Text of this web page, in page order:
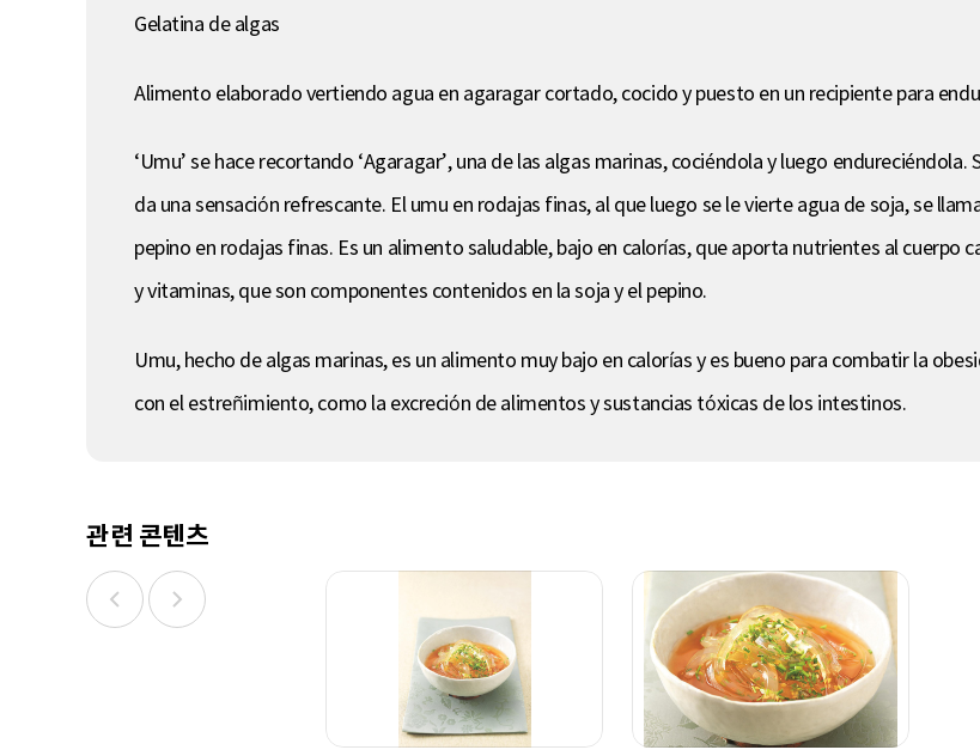
Gelatina de algas
Alimento elaborado vertiendo agua en agaragar cortado, cocido y puesto en un recipiente para
‘Umu’ se hace recortando ‘Agaragar’, una de las algas marinas, cociéndola y luego
da una sensación refrescante. El umu en rodajas finas, al que luego se le vierte agua de soja, se
pepino en rodajas finas. Es un alimento saludable, bajo en calorías, que aporta nutrientes al cuerpo
y vitaminas, que son componentes contenidos en la soja y el pepino.
Umu, hecho de algas marinas, es un alimento muy bajo en calorías y es bueno para combatir la
con el estreñimiento, como la excreción de alimentos y sustancias tóxicas de los intestinos.
관련 콘텐츠